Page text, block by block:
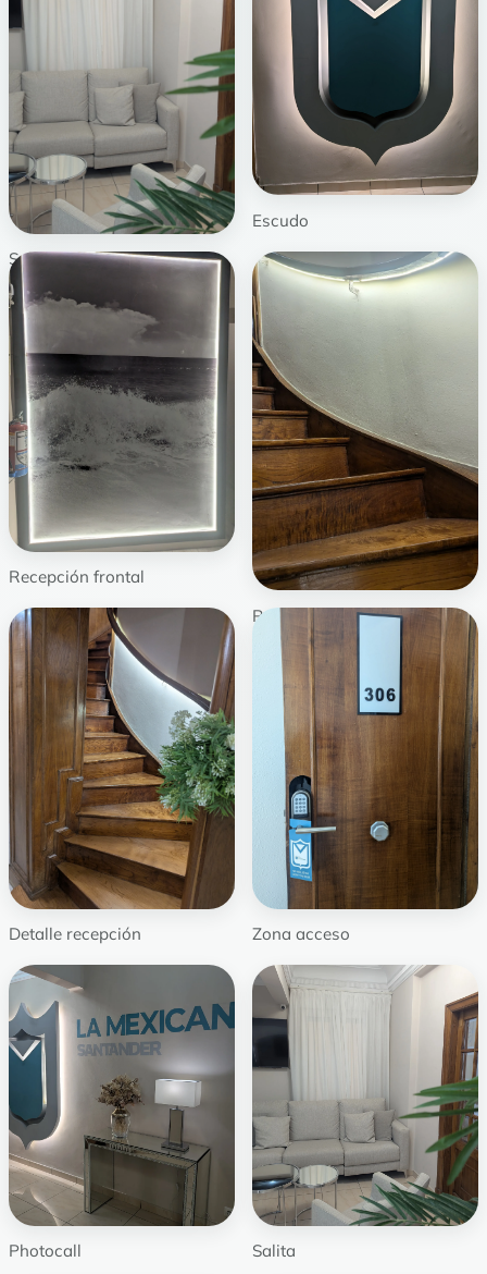
Sala de estar
Escudo
Recepción frontal
Recepción lateral
Detalle recepción Zona acceso
Photocall Salita